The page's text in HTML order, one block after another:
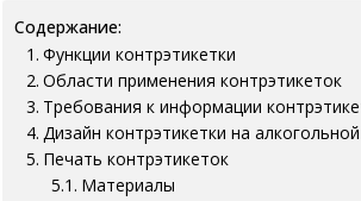
Содержание:
Функции контрэтикетки
Области применения контрэтикеток
Требования к информации
Дизайн контрэтикетки на
Печать контрэтикеток
Материалы